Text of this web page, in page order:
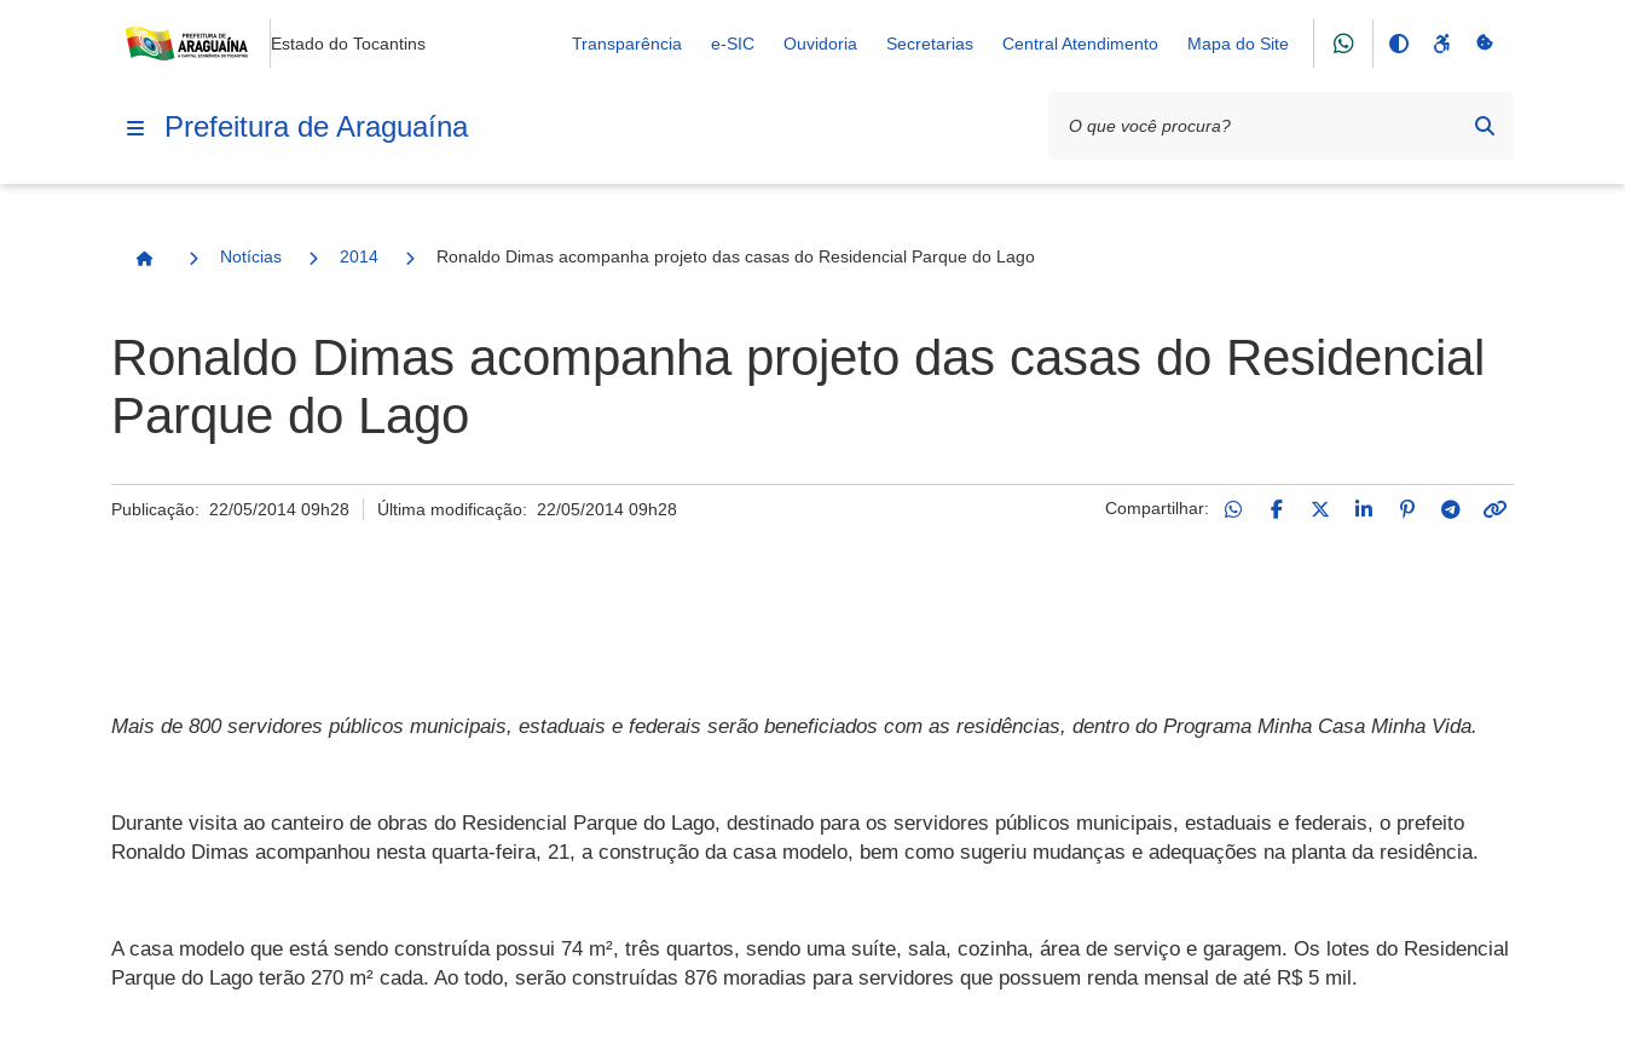
Estado do Tocantins Transparência e-SIC Ouvidoria Secretarias Central Atendimento Mapa do Site
Prefeitura de Araguaína
Página Inicial
Notícias 2014 Ronaldo Dimas acompanha projeto das casas do Residencial Parque do Lago
Ronaldo Dimas acompanha projeto das casas do Residencial
Parque do Lago
Publicação: 22/05/2014 09h28 Última modificação: 22/05/2014 09h28 Compartilhar:
Mais de 800 servidores públicos municipais, estaduais e federais serão beneficiados com as residências, dentro do Programa Minha Casa Minha Vida.
Durante visita ao canteiro de obras do Residencial Parque do Lago, destinado para os servidores públicos municipais, estaduais e federais, o prefeito
Ronaldo Dimas acompanhou nesta quarta-feira, 21, a construção da casa modelo, bem como sugeriu mudanças e adequações na planta da residência.
A casa modelo que está sendo construída possui 74 m², três quartos, sendo uma suíte, sala, cozinha, área de serviço e garagem. Os lotes do Residencial
Parque do Lago terão 270 m² cada. Ao todo, serão construídas 876 moradias para servidores que possuem renda mensal de até R$ 5 mil.